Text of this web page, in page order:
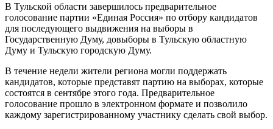
В Тульской области завершилось предварительное
голосование партии «Единая Россия» по отбору кандидатов
для последующего выдвижения на выборы в
Государственную Думу, довыборы в Тульскую областную
Думу и Тульскую городскую Думу.
В течение недели жители региона могли поддержать
кандидатов, которые представят партию на выборах, которые
состоятся в сентябре этого года. Предварительное
голосование прошло в электронном формате и позволило
каждому зарегистрированному участнику сделать свой выбор.